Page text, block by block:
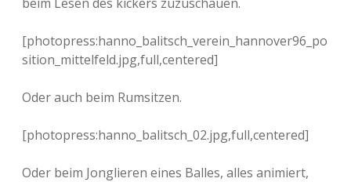
[photopress:hanno_balitsch_verein_hannover96_po
sition_mittelfeld.jpg,full,centered]
Oder auch beim Rumsitzen.
[photopress:hanno_balitsch_02.jpg,full,centered]
Oder beim Jonglieren eines Balles, alles animiert,